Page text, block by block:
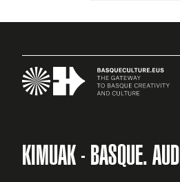
KIMUAK - BASQUE.